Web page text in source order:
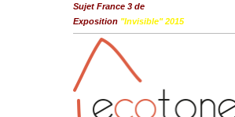
Sujet France 3 de
Exposition "Invisible" 2015